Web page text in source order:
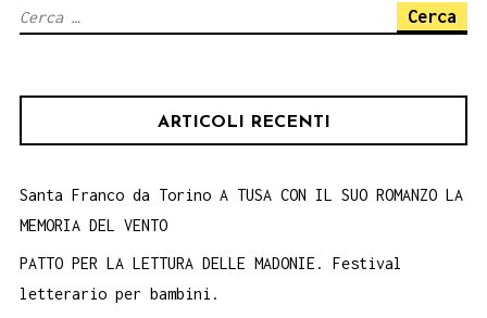
27
aprile
Ricerca
ARTICOLI RECENTI
Santa Franco da Torino A TUSA CON IL SUO ROMANZO LA
MEMORIA DEL VENTO
PATTO PER LA LETTURA DELLE MADONIE. Festival
letterario per bambini.